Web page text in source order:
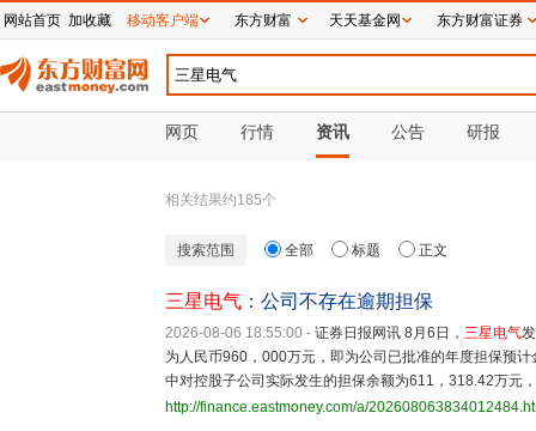
网页 行情 资讯 公告 研报
相关结果约185个
搜索范围 全部 标题 正文
三星电气 ：公司不存在逾期担保
2026-08-06 18:55:00 - 证券日报网讯 8月6日， 三星电气
为人民币960，000万元，即为公司已批准的年度担保预
中对控股子公司实际发生的担保余额为611，318.42万元
http://finance.eastmoney.com/a/
网站首页 加收藏 移动客户端 东方财富 天天基金网 东方财富证券